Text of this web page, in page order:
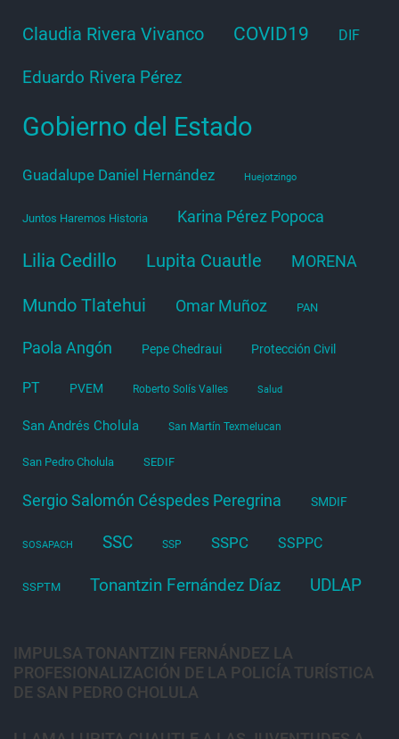
Claudia Rivera Vivanco COVID19 DIF
Eduardo Rivera Pérez
Gobierno del Estado
Guadalupe Daniel Hernández Huejotzingo
Juntos Haremos Historia Karina Pérez Popoca
Lilia Cedillo Lupita Cuautle MORENA
Mundo Tlatehui Omar Muñoz PAN
Paola Angón Pepe Chedraui Protección Civil
PT PVEM Roberto Solís Valles Salud
San Andrés Cholula San Martín Texmelucan
San Pedro Cholula SEDIF
Sergio Salomón Céspedes Peregrina SMDIF
SOSAPACH SSC SSP SSPC SSPPC
SSPTM Tonantzin Fernández Díaz UDLAP
IMPULSA TONANTZIN FERNÁNDEZ LA
PROFESIONALIZACIÓN DE LA POLICÍA TURÍSTICA
DE SAN PEDRO CHOLULA